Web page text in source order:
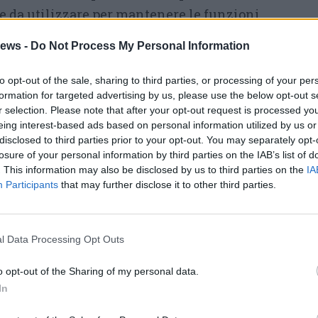
- Do Not Process My Personal Information
opt-out of the sale, sharing to third parties, or processing of your
for targeted advertising by us, please use the below opt-out
selection. Please note that after your opt-out request is processed
interest-based ads based on personal information utilized by us
to third parties prior to your opt-out. You may separately
of your personal information by third parties on the IAB’s list of
This information may also be disclosed by us to third parties on the
Participants that may further disclose it to other third parties.
Data Processing Opt Outs
opt-out of the Sharing of my personal data.
da utilizzare per mantenere le funzioni
da effettuare in caso di ostruzione delle
sono gratuite e aperte a tutti. In 20 minuti,
manichini, potrete imparare a salvare una
ed emozionante.
alle autorità, ai sindaci del
e alle associazioniche quotidianamente
un forte messaggio di grande unità,
per la cittadinanza su un tema così
che segneranno uno spartiacque per
tematiche. – Queste le parole del
Luino
una dimostrazione di amicizia confermata